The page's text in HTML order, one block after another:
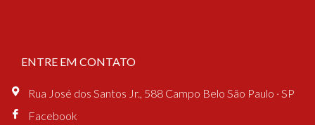
ENTRE EM CONTATO
Rua José dos Santos Jr., 588 Campo Belo São Paulo · SP
Facebook